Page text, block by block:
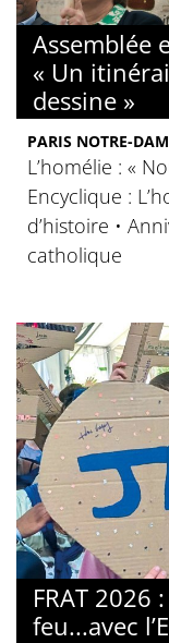
Assemblée
« Un
dessine »
PARIS NOTRE-
L’homélie : «
Encyclique :
d’histoire •
catholique
FRAT 2026
feu...avec